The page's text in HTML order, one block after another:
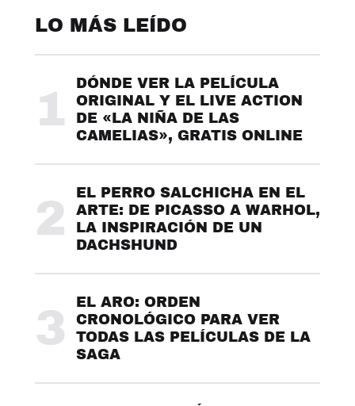
LO MÁS LEÍDO
1
DÓNDE VER LA PELÍCULA
ORIGINAL Y EL LIVE ACTION
DE «LA NIÑA DE LAS
CAMELIAS», GRATIS ONLINE
2
EL PERRO SALCHICHA EN EL
ARTE: DE PICASSO A WARHOL,
LA INSPIRACIÓN DE UN
DACHSHUND
3
EL ARO: ORDEN
CRONOLÓGICO PARA VER
TODAS LAS PELÍCULAS DE LA
SAGA